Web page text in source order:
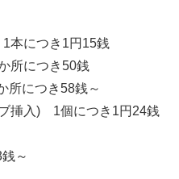
本につき1円15銭
所につき50銭
所につき58銭～
挿入) 1個につき1円24銭
～